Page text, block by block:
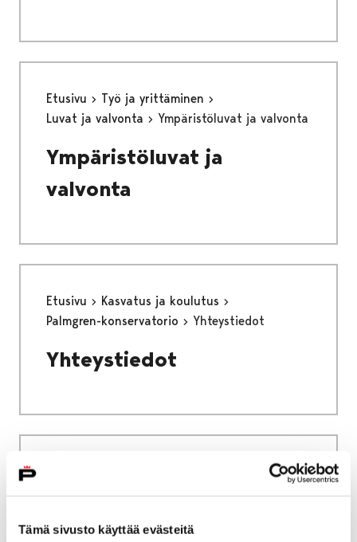
Tämä sivusto käyttää evästeitä
Etusivu
Työ ja yrittäminen
Luvat ja valvonta
Ympäristöluvat ja valvonta
Ympäristöluvat ja
valvonta
Etusivu
Kasvatus ja koulutus
Palmgren-konservatorio
Yhteystiedot
Yhteystiedot
treatment in urban areas for cleaner Baltic